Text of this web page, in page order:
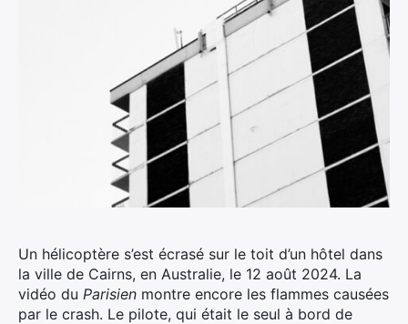
Un hélicoptère s’est écrasé sur le toit d’un hôtel dans
la ville de Cairns, en Australie, le 12 août 2024. La
vidéo du Parisien montre encore les flammes causées
par le crash. Le pilote, qui était le seul à bord de